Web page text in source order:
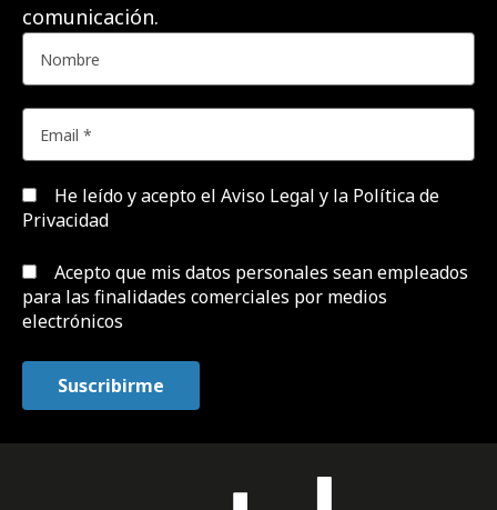
comunicación.
He leído y acepto el Aviso Legal y la Política de
Privacidad
Acepto que mis datos personales sean empleados
para las finalidades comerciales por medios
electrónicos